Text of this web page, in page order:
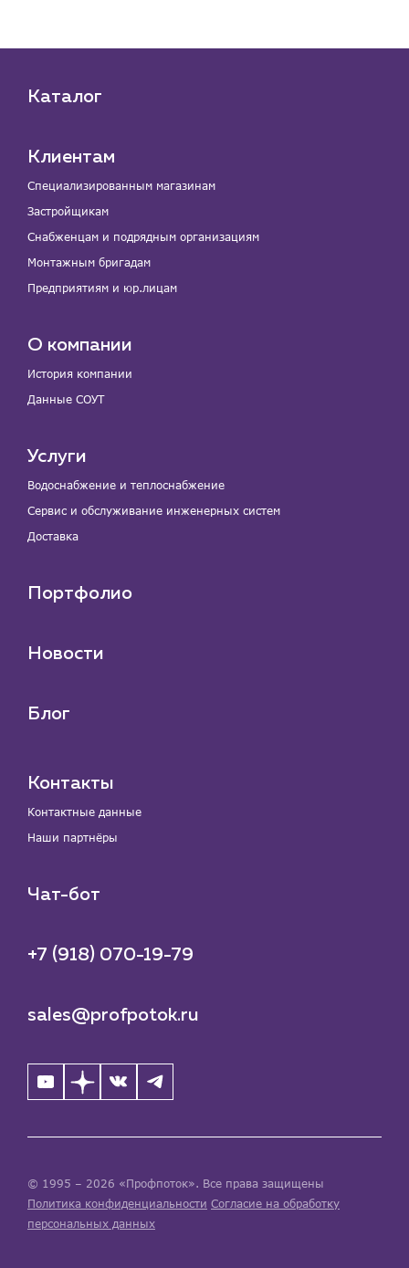
Каталог
Клиентам
Специализированным магазинам
Застройщикам
Снабженцам и подрядным организациям
Монтажным бригадам
Предприятиям и юр.лицам
О компании
История компании
Данные СОУТ
Услуги
Водоснабжение и теплоснабжение
Сервис и обслуживание инженерных систем
Доставка
Портфолио
Новости
Блог
Контакты
Контактные данные
Наши партнёры
Чат-бот
+7 (918) 070-19-79
sales@profpotok.ru
© 1995 – 2026 «Профпоток». Все права защищены
Политика конфиденциальности Согласие на обработку
персональных данных